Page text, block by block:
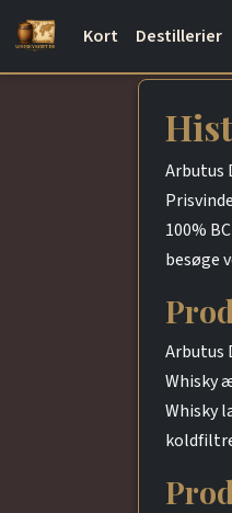
Kort Destillerier
Arbutus
100%
besøge
Arbutus
Whisky
Whisky